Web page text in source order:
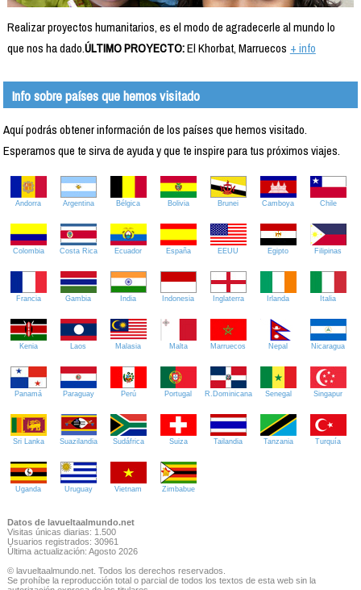
Realizar proyectos humanitarios, es el modo de agradecerle al mundo lo
que nos ha dado.ÚLTIMO PROYECTO:El Khorbat, Marruecos + info
Info sobre países que hemos visitado
Aquí podrás obtener información de los países que hemos visitado.
Esperamos que te sirva de ayuda y que te inspire para tus próximos viajes.
Andorra Argentina Bélgica Bolivia Brunei Camboya Chile
Colombia Costa Rica Ecuador España EEUU Egipto Filipinas
Francia Gambia India Indonesia Inglaterra Irlanda Italia
Kenia Laos Malasia Malta Marruecos Nepal Nicaragua
Panamá Paraguay Perú Portugal R.Dominicana Senegal Singapur
Sri Lanka Suazilandia Sudáfrica Suiza Tailandia Tanzania Turquía
Uganda Uruguay Vietnam Zimbabue
Datos de lavueltaalmundo.net
Visitas únicas diarias: 1.500
Usuarios registrados: 30961
Última actualización: Agosto 2026
© lavueltaalmundo.net. Todos los derechos reservados.
Se prohíbe la reproducción total o parcial de todos los textos de esta web sin la